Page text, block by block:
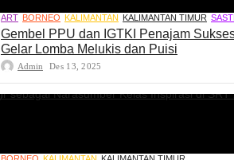
ART BORNEO KALIMANTAN KALIMANTAN TIMUR
Gembel PPU dan IGTKI Penajam
Gelar Lomba Melukis dan Puisi
Admin Des 13, 2025